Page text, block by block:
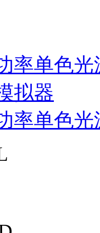
率单色光
拟器
率单色光